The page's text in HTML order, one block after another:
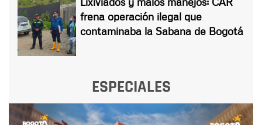
frena operación ilegal que
contaminaba la Sabana de Bogotá
ESPECIALES